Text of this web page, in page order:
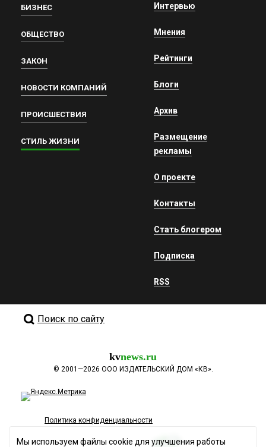
БИЗНЕС
ОБЩЕСТВО
ЗАКОН
НОВОСТИ КОМПАНИЙ
ПРОИСШЕСТВИЯ
СТИЛЬ ЖИЗНИ
Интервью
Мнения
Рейтинги
Блоги
Архив
Размещение
рекламы
О проекте
Контакты
Стать блогером
Подписка
RSS
Поиск по сайту
kvnews.ru
© 2001—2026 ООО ИЗДАТЕЛЬСКИЙ ДОМ «КВ».
Политика конфиденциальности
Мы используем файлы cookie для улучшения работы